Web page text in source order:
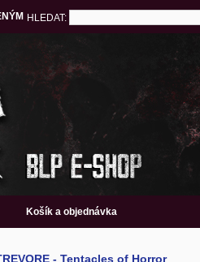
HLEDAT:
Košík a objednávka
- Tentacles of Horror